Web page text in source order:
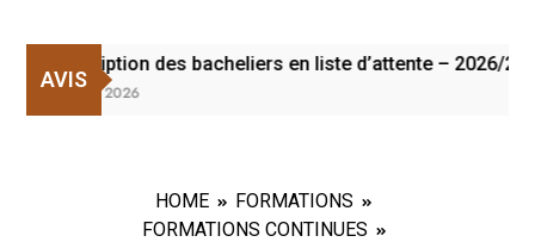
AVIS
Inscription des bacheliers en liste d’attente – 2026/
3 Août 2026
HOME
FORMATIONS
FORMATIONS CONTINUES